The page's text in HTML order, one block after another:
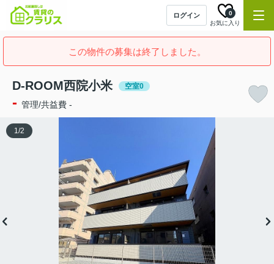
ログイン
お気に入り
0
この物件の募集は終了しました。
D-ROOM西院小米 空室0
- 管理/共益費 -
1/2